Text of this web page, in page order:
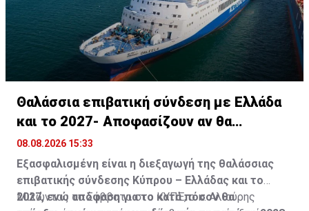
Θαλάσσια επιβατική σύνδεση με Ελλάδα
και το 2027- Αποφασίζουν αν θα
συνεχίσει
08.08.2026 15:33
Εξασφαλισμένη είναι η διεξαγωγή της θαλάσσιας
επιβατικής σύνδεσης Κύπρου – Ελλάδας και το
2027, ενώ απόφαση για το κατά πόσον θα
Μιλώντας το Σάββατο στο ΚΥΠΕ, ο κ. Αλιούρης